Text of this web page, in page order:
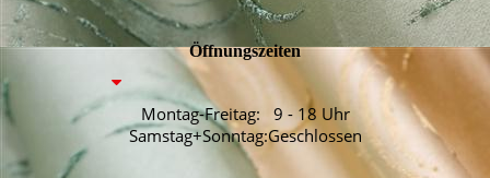
Öffnungszeiten
Montag-Freitag: 9 - 18 Uhr
Samstag+Sonntag:Geschlossen